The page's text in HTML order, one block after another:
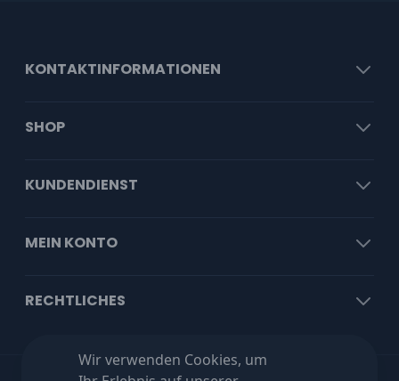
Wir verwenden Cookies, um
KONTAKTINFORMATIONEN
SHOP
KUNDENDIENST
MEIN KONTO
RECHTLICHES